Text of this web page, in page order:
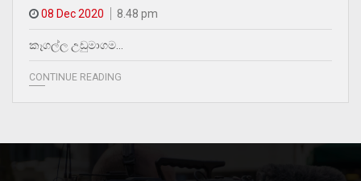
08 Dec 2020 8.48 pm
කෑගල්ල උඩුමාගම…
CONTINUE READING